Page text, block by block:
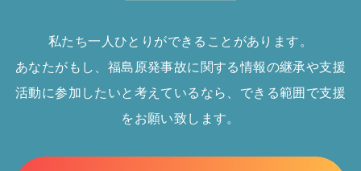
私たち一人ひとりができることがあります。
あなたがもし、福島原発事故に関する情報の継承や支援
活動に参加したいと考えているなら、できる範囲で支援
をお願い致します。